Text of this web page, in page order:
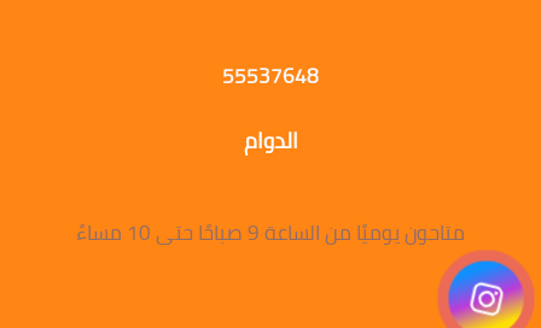
55537648
الدوام
متاحون يوميًا من الساعة 9 صباحًا حتى 10 مساءً